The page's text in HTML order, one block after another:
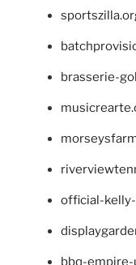
brasserie-
official-
bbq-empire-